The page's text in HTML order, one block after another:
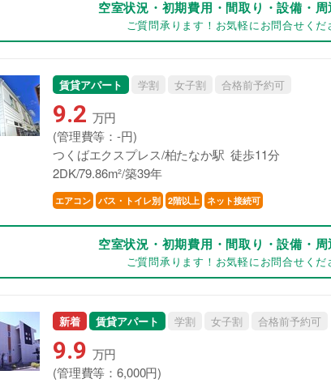
空室状況・初期費用・間取り・設備・
ご質問承ります！お気軽にお問合せくだ
賃貸アパート 学割 女子割 合格前予約可
9.2 万円
(管理費等：-円)
つくばエクスプレス/柏たなか駅 徒歩11分
2DK/79.86m²/築39年
エアコン バス・トイレ別 2階以上 ネット接続可
空室状況・初期費用・間取り・設備・
ご質問承ります！お気軽にお問合せくだ
新着 賃貸アパート 学割 女子割 合格前予約可
9.9 万円
(管理費等：6,000円)